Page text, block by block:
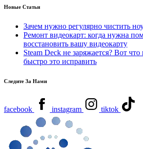
Новые Статьи
Зачем нужно регулярно чистить
Ремонт видеокарт: когда нужна
восстановить вашу видеокарту
Steam Deck не заряжается? Вот
быстро это исправить
Следите За Нами
facebook instagram tiktok